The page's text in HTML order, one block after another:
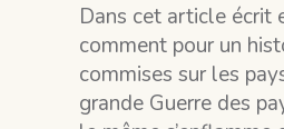
Dans cet article écrit
comment pour un
commises sur les
grande Guerre des